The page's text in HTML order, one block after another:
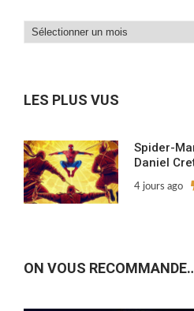
Dans
LES PLUS VUS
Spider-
Daniel
4 jours ago
ON VOUS